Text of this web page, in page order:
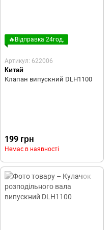
🔥Відправка 24год.
Артикул: 622006
Китай
Клапан випускний DLH1100
199 грн
Немає в наявності